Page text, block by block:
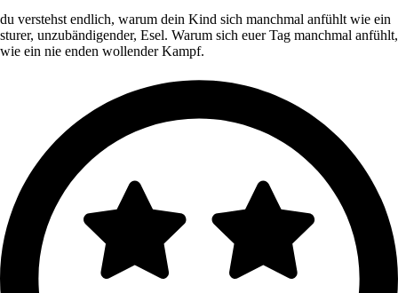
du verstehst endlich, warum dein Kind sich manchmal anfühlt wie ein
sturer, unzubändigender, Esel. Warum sich euer Tag manchmal anfühlt,
wie ein nie enden wollender Kampf.